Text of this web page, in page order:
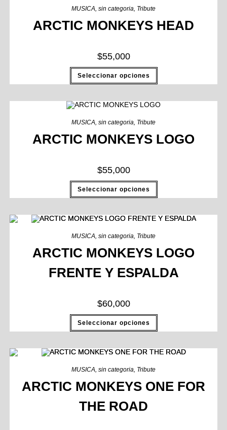
MUSICA, sin categoria, Tribute
ARCTIC MONKEYS HEAD
$55,000
Seleccionar opciones
MUSICA, sin categoria, Tribute
ARCTIC MONKEYS LOGO
$55,000
Seleccionar opciones
MUSICA, sin categoria, Tribute
ARCTIC MONKEYS LOGO
FRENTE Y ESPALDA
$60,000
Seleccionar opciones
MUSICA, sin categoria, Tribute
ARCTIC MONKEYS ONE FOR
THE ROAD